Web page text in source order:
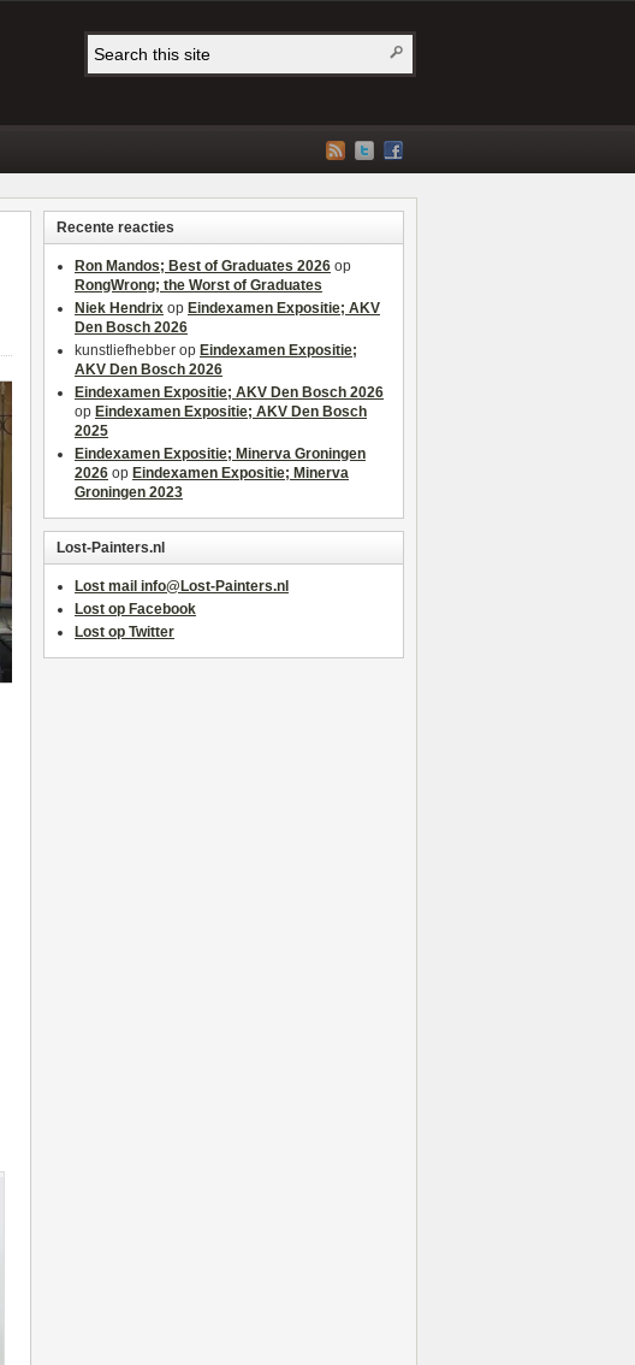
Recente reacties
Ron Mandos; Best of Graduates 2026 op
RongWrong; the Worst of Graduates
Niek Hendrix op Eindexamen Expositie; AKV
Den Bosch 2026
kunstliefhebber op Eindexamen Expositie;
AKV Den Bosch 2026
Eindexamen Expositie; AKV Den Bosch 2026
op Eindexamen Expositie; AKV Den Bosch
2025
Eindexamen Expositie; Minerva Groningen
2026 op Eindexamen Expositie; Minerva
Groningen 2023
Lost-Painters.nl
Lost mail info@Lost-Painters.nl
Lost op Facebook
Lost op Twitter